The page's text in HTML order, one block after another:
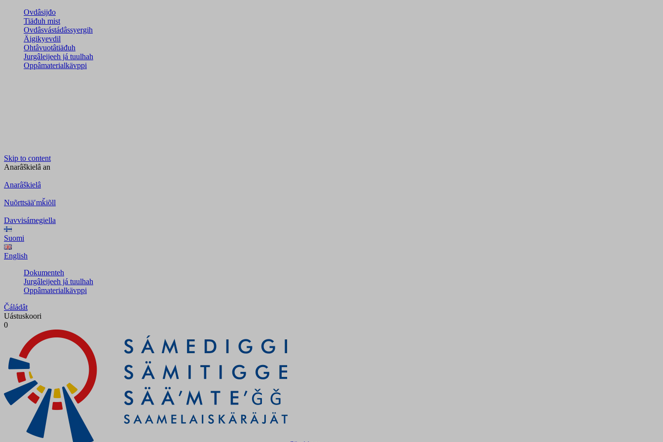
Ovdâsijđo
Tiäđuh mist
Ovdâsvástádâssyergih
Äigikyevdil
Ohtâvuotâtiäđuh
Jurgâleijeeh já tuulhah
Oppâmaterialkävppi
Skip to content
Anarâškielâ an
Anarâškielâ
Nuõrttsääʹmǩiõll
Davvisámegiella
Suomi
English
Dokumenteh
Jurgâleijeeh já tuulhah
Oppâmaterialkävppi
Čáládât
Uástuskoori
0